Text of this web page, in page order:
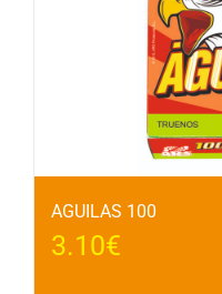
AGUILAS 100
3.10€